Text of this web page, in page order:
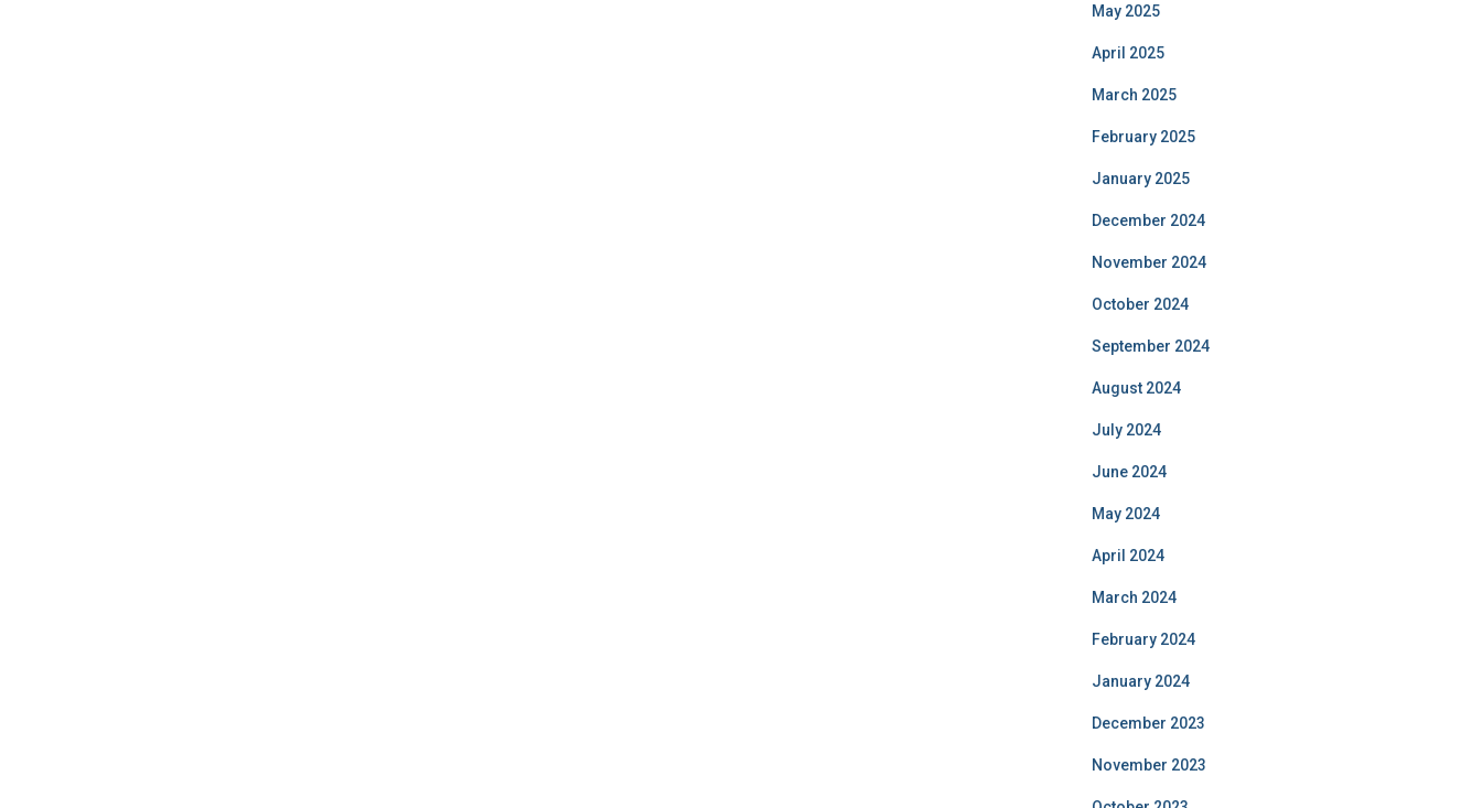
May 2025
April 2025
March 2025
February 2025
January 2025
December 2024
November 2024
October 2024
September 2024
August 2024
July 2024
June 2024
May 2024
April 2024
March 2024
February 2024
January 2024
December 2023
November 2023